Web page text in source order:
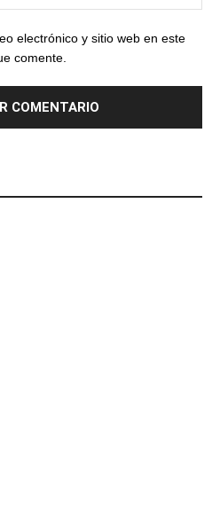
electrónico y sitio web en este
comente.